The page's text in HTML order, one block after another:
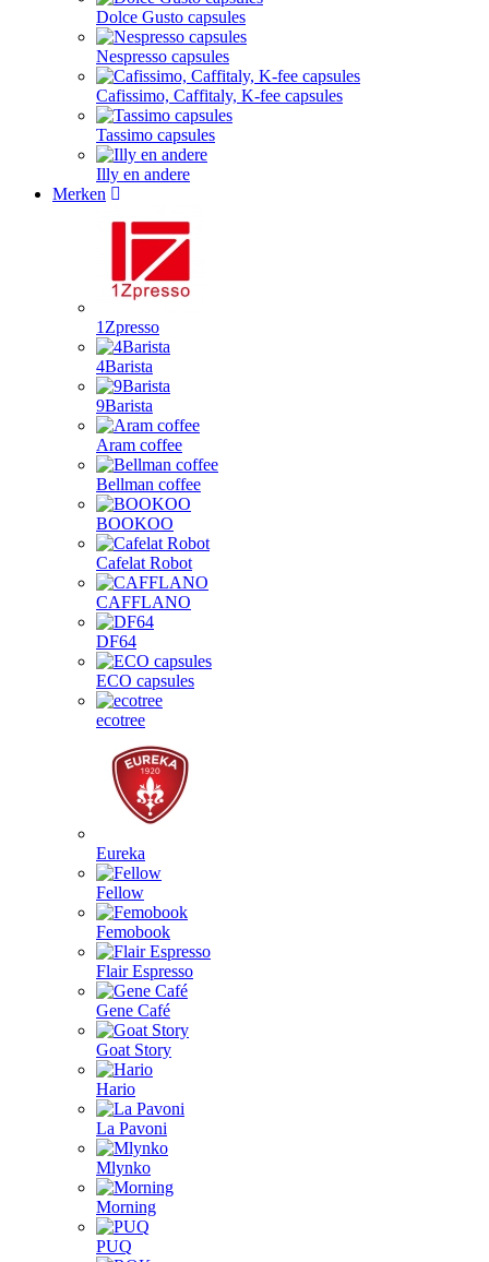
Dolce Gusto capsules
Nespresso capsules
Cafissimo, Caffitaly, K-fee capsules
Tassimo capsules
Illy en andere
Merken
1Zpresso
4Barista
9Barista
Aram coffee
Bellman coffee
BOOKOO
Cafelat Robot
CAFFLANO
DF64
ECO capsules
ecotree
Eureka
Fellow
Femobook
Flair Espresso
Gene Café
Goat Story
Hario
La Pavoni
Mlynko
Morning
PUQ